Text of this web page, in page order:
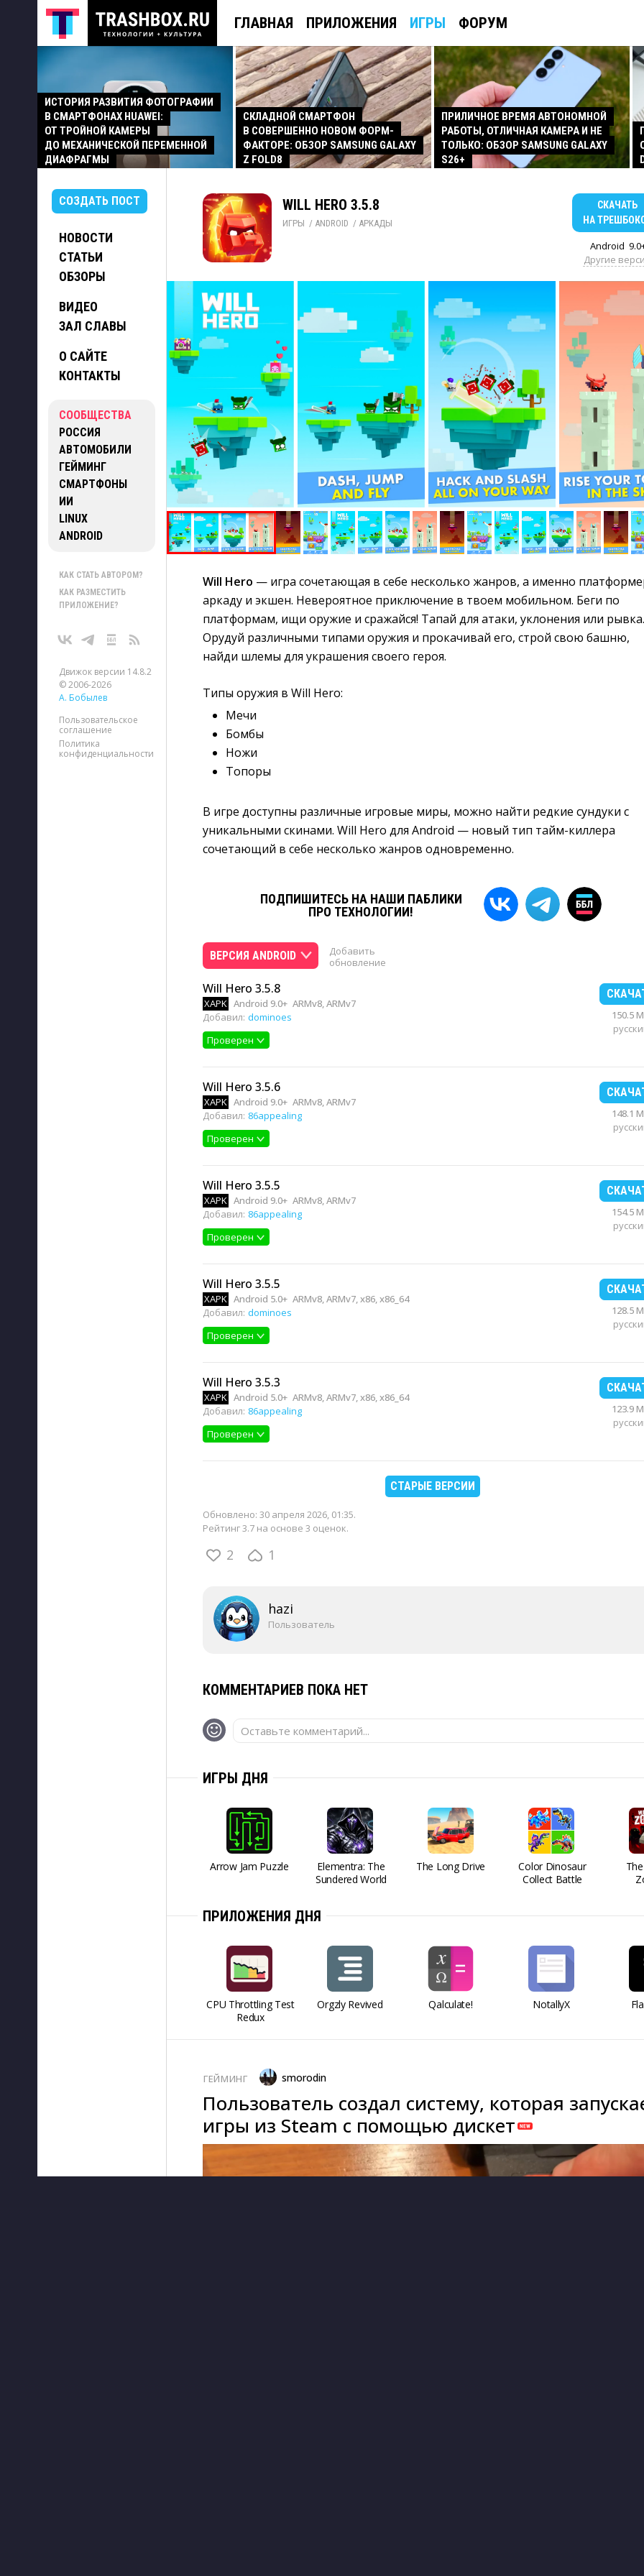
ГЛАВНАЯ ПРИЛОЖЕНИЯ ИГРЫ ФОРУМ
ИСТОРИЯ РАЗВИТИЯ ФОТОГРАФИИ
В СМАРТФОНАХ HUAWEI:
ОТ ТРОЙНОЙ КАМЕРЫ
ДО МЕХАНИЧЕСКОЙ ПЕРЕМЕННОЙ
ДИАФРАГМЫ
СКЛАДНОЙ СМАРТФОН
В СОВЕРШЕННО НОВОМ ФОРМ-
ФАКТОРЕ: ОБЗОР SAMSUNG GALAXY
Z FOLD8
ПРИЛИЧНОЕ ВРЕМЯ АВТОНОМНОЙ
РАБОТЫ, ОТЛИЧНАЯ КАМЕРА И НЕ
ТОЛЬКО: ОБЗОР SAMSUNG GALAXY
S26+
СОЗДАТЬ ПОСТ
НОВОСТИ
СТАТЬИ
ОБЗОРЫ
ВИДЕО
ЗАЛ СЛАВЫ
О САЙТЕ
КОНТАКТЫ
СООБЩЕСТВА
РОССИЯ
АВТОМОБИЛИ
ГЕЙМИНГ
СМАРТФОНЫ
ИИ
LINUX
ANDROID
КАК СТАТЬ АВТОРОМ?
КАК РАЗМЕСТИТЬ
ПРИЛОЖЕНИЕ?
Движок версии 14.8.2
© 2006-2026
А. Бобылев
Пользовательское
соглашение
Политика
конфиденциальности
WILL HERO 3.5.8
ИГРЫ / ANDROID / АРКАДЫ
СКАЧАТЬ
НА
Android
Другие
Will Hero — игра сочетающая в себе несколько жанров, а именно
аркаду и экшен. Невероятное приключение в твоем мобильном. Беги по
платформам, ищи оружие и сражайся! Тапай для атаки, уклонения или рывка.
Орудуй различными типами оружия и прокачивай его, строй свою башню,
найди шлемы для украшения своего героя.
Типы оружия в Will Hero:
Мечи
Бомбы
Ножи
Топоры
В игре доступны различные игровые миры, можно найти редкие сундуки с
уникальными скинами. Will Hero для Android — новый тип тайм-киллера
сочетающий в себе несколько жанров одновременно.
ПОДПИШИТЕСЬ НА НАШИ ПАБЛИКИ
ПРО ТЕХНОЛОГИИ!
ВЕРСИЯ ANDROID
Добавить
обновление
Will Hero 3.5.8
XAPK Android 9.0+ ARMv8, ARMv7
Добавил: dominoes
Проверен
150.5
Will Hero 3.5.6
XAPK Android 9.0+ ARMv8, ARMv7
Добавил: 86appealing
Проверен
148.1
Will Hero 3.5.5
XAPK Android 9.0+ ARMv8, ARMv7
Добавил: 86appealing
Проверен
154.5
Will Hero 3.5.5
XAPK Android 5.0+ ARMv8, ARMv7, x86, x86_64
Добавил: dominoes
Проверен
128.5
Will Hero 3.5.3
XAPK Android 5.0+ ARMv8, ARMv7, x86, x86_64
Добавил: 86appealing
Проверен
123.9
СТАРЫЕ ВЕРСИИ
Обновлено: 30 апреля 2026, 01:35.
Рейтинг 3.7 на основе 3 оценок.
2 1
hazi
Пользователь
КОММЕНТАРИЕВ ПОКА НЕТ
Оставьте комментарий...
ИГРЫ ДНЯ
Arrow Jam Puzzle
Elementra: The
Sundered World
The Long Drive
Color Dinosaur
Collect Battle
ПРИЛОЖЕНИЯ ДНЯ
CPU Throttling Test
Redux
Orgzly Revived Qalculate! NotallyX
ГЕЙМИНГ smorodin
Пользователь создал систему, которая
игры из Steam с помощью дискет